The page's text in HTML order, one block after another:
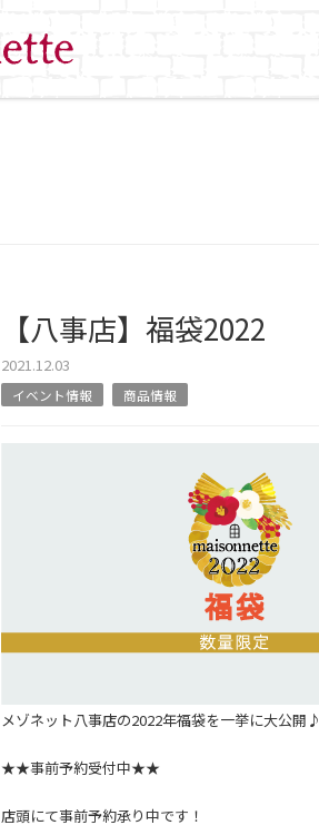
【八事店】福袋2022
2021.12.03
イベント情報 商品情報
メゾネット八事店の2022年福袋を一挙に大公開♪
★★事前予約受付中★★
店頭にて事前予約承り中です！